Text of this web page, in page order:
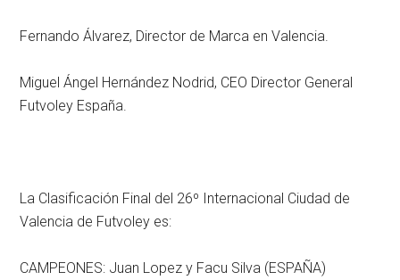
Fernando Álvarez, Director de Marca en Valencia.
Miguel Ángel Hernández Nodrid, CEO Director General
Futvoley España.
La Clasificación Final del 26º Internacional Ciudad de
Valencia de Futvoley es:
CAMPEONES: Juan Lopez y Facu Silva (ESPAÑA)